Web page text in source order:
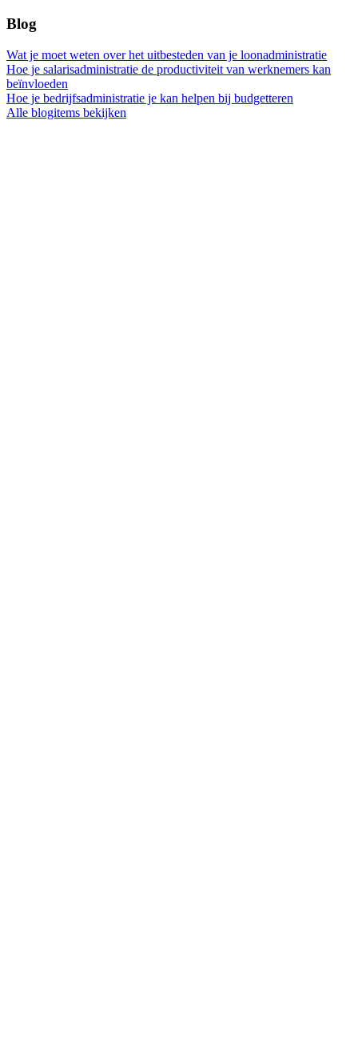
Blog
Wat je moet weten over het uitbesteden van je loonadministratie
Hoe je salarisadministratie de productiviteit van werknemers kan
beïnvloeden
Hoe je bedrijfsadministratie je kan helpen bij budgetteren
Alle blogitems bekijken